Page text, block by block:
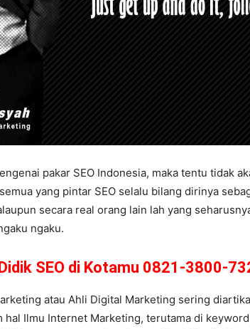
pakar SEO Indonesia, maka tentu tidak
yang pintar SEO selalu bilang dirinya
secara real orang lain lah yang
ngaku.
SEO di Kotamu 0821-3800-
atau Ahli Digital Marketing sering
hal Ilmu Internet Marketing, terutama di